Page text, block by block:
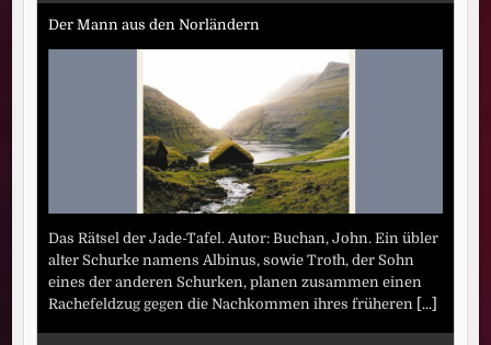
Der Mann aus den Norländern
Das Rätsel der Jade-Tafel. Autor: Buchan, John. Ein übler
alter Schurke namens Albinus, sowie Troth, der Sohn
eines der anderen Schurken, planen zusammen einen
Rachefeldzug gegen die Nachkommen ihres früheren [...]